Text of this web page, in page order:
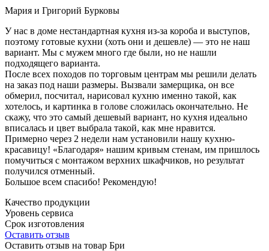
Мария и Григорий Бурковы
У нас в доме нестандартная кухня из-за короба и выступов,
поэтому готовые кухни (хоть они и дешевле) — это не наш
вариант. Мы с мужем много где были, но не нашли
подходящего варианта.
После всех походов по торговым центрам мы решили делать
на заказ под наши размеры. Вызвали замерщика, он все
обмерил, посчитал, нарисовал кухню именно такой, как
хотелось, и картинка в голове сложилась окончательно. Не
скажу, что это самый дешевый вариант, но кухня идеально
вписалась и цвет выбрала такой, как мне нравится.
Примерно через 2 недели нам установили нашу кухню-
красавицу! «Благодаря» нашим кривым стенам, им пришлось
помучиться с монтажом верхних шкафчиков, но результат
получился отменный.
Большое всем спасибо! Рекомендую!
Качество продукции
Уровень сервиса
Срок изготовления
Оставить отзыв
Оставить отзыв на товар Бри